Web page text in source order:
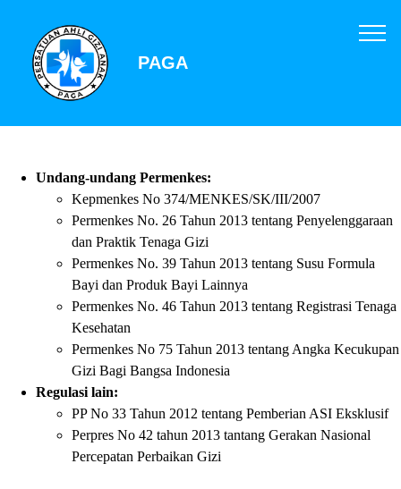
PAGA
Undang-undang Permenkes:
Kepmenkes No 374/MENKES/SK/III/2007
Permenkes No. 26 Tahun 2013 tentang Penyelenggaraan
dan Praktik Tenaga Gizi
Permenkes No. 39 Tahun 2013 tentang Susu Formula
Bayi dan Produk Bayi Lainnya
Permenkes No. 46 Tahun 2013 tentang Registrasi Tenaga
Kesehatan
Permenkes No 75 Tahun 2013 tentang Angka Kecukupan
Gizi Bagi Bangsa Indonesia
Regulasi lain:
PP No 33 Tahun 2012 tentang Pemberian ASI Eksklusif
Perpres No 42 tahun 2013 tantang Gerakan Nasional
Percepatan Perbaikan Gizi